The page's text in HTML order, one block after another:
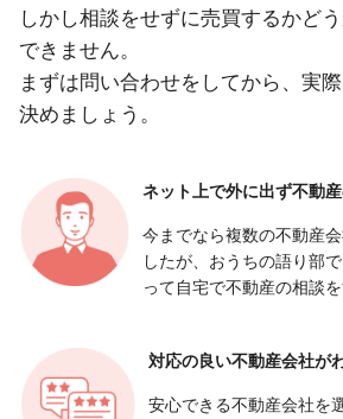
しかし相談をせずに売買するかど
できません。
まずは問い合わせをしてから、実
決めましょう。
ネット上で外に出ず不動
今までなら複数の不動産
したが、おうちの語り部
って自宅で不動産の相談
対応の良い不動産会社が
安心できる不動産会社を